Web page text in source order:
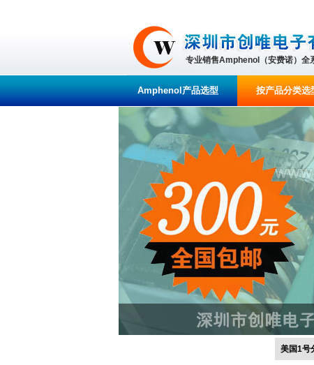
专业销售Amphenol（安费诺）全
Amphenol产品选型 按产品分类选
美国1号